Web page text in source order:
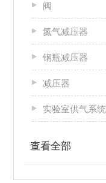
阀
氮气减压器
钢瓶减压器
减压器
实验室供气系统
查看全部